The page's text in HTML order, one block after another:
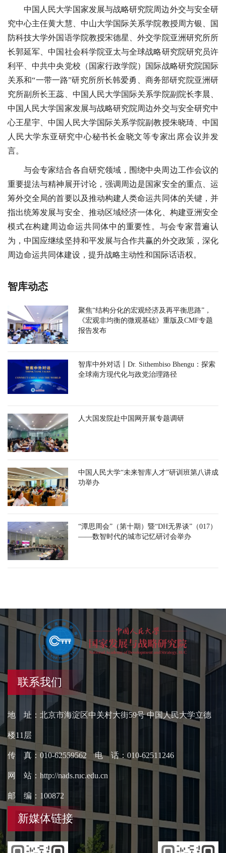
中国人民大学国家发展与战略研究院周边外交与安全研
究中心主任黄大慧、中山大学国际关系学院教授周方银、国
防科技大学外国语学院教授宋德星、外交学院亚洲研究所所
长郭延军、中国社会科学院亚太与全球战略研究院研究员许
利平、中共中央党校（国家行政学院）国际战略研究院国际
关系和“一带一路”研究所所长韩爱勇、商务部研究院亚洲研
究所副所长王蕊、中国人民大学国际关系学院副院长李晨、
中国人民大学国家发展与战略研究院周边外交与安全研究中
心王星宇、中国人民大学国际关系学院副教授朱晓琦、中国
人民大学东亚研究中心秘书长金晓文等专家出席会议并发
言。
与会专家结合各自研究领域，围绕中央周边工作会议的
重要提法与精神展开讨论，强调周边是国家安全的重点、运
筹外交全局的首要以及推动构建人类命运共同体的关键，并
指出统筹发展与安全、推动区域经济一体化、构建亚洲安全
模式在构建周边命运共同体中的重要性。与会专家普遍认
为，中国应继续坚持和平发展与合作共赢的外交政策，深化
周边命运共同体建设，提升战略主动性和国际话语权。
智库动态
聚焦“结构分化的宏观经济及再平衡思路”，
《宏观非均衡的微观基础》重版及CMF专题
报告发布
智库中外对话丨Dr. Sithembiso Bhengu：探索
全球南方现代化与政党治理路径
人大国发院赴中国网开展专题调研
中国人民大学“未来智库人才”研训班第八讲成
功举办
“潭思周会”（第十期）暨“DH无界谈”（017）
——数智时代的城市记忆研讨会举办
联系我们
地 址：北京市海淀区中关村大街59号 中国人民大学立德
楼11层
传 真：010-62559562 电 话：010-62511246
网 站：http://nads.ruc.edu.cn
邮 编：100872
新媒体链接